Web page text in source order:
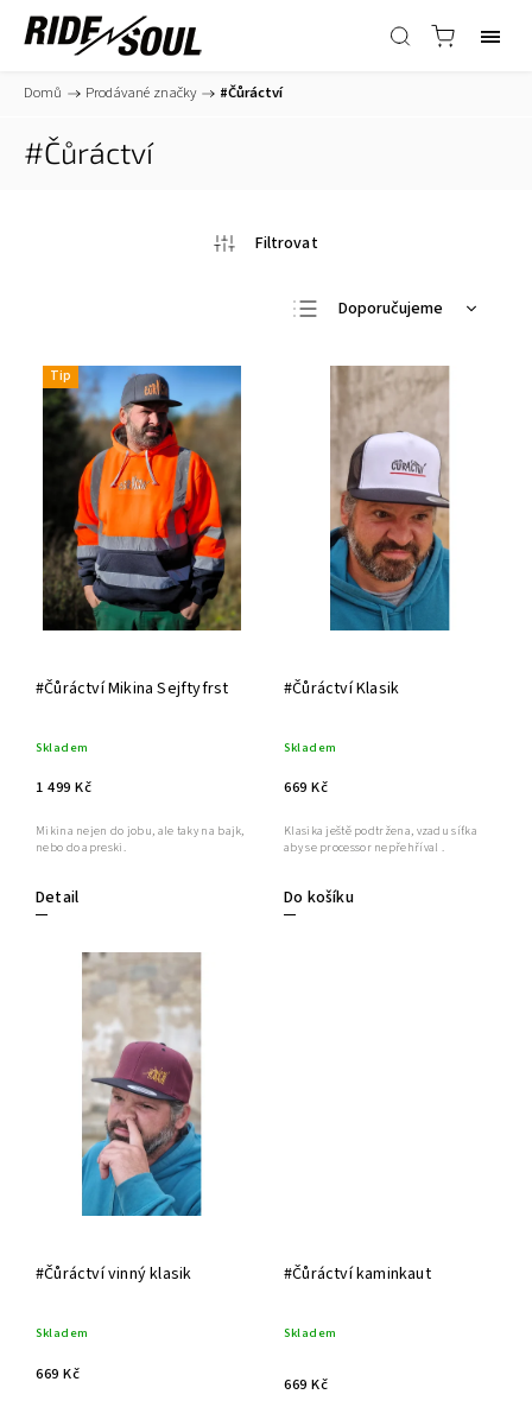
Domů / Prodávané značky / #Čůráctví
#Čůráctví
Doporučujeme
Nejdražší
Nejprodávanější
Abecedně
Tip
#Čůráctví Mikina Sejftyfrst
Skladem
1 499 Kč
Detail
Mikina nejen do jobu, ale taky na bajk,
nebo do apreski.
#Čůráctví Klasik
Skladem
669 Kč
Do košíku
Klasika ještě podtržena, vzadu síťka
aby se processor nepřehříval .
#Čůráctví vinný klasik
Skladem
669 Kč
#Čůráctví kaminkaut
Skladem
669 Kč